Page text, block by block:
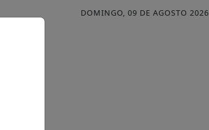
DOMINGO, 09 DE AGOSTO 2026